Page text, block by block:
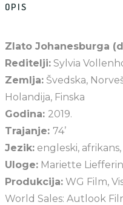
OPIS
Zlato Johanesburga
Reditelji: Sylvia
Zemlja: Švedska,
Holandija, Finska
Godina: 2019.
Trajanje: 74’
Jezik: engleski,
Uloge: Mariette
Produkcija: WG Film,
World Sales: Autlook